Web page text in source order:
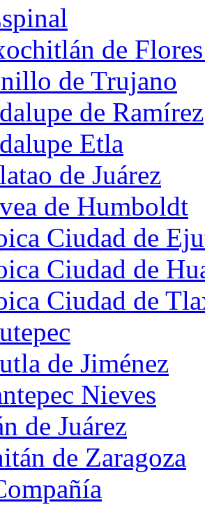
de
de Trujano
de Ramírez
Etla
de Juárez
de Humboldt
Ciudad de
Ciudad de
Ciudad de
de Jiménez
Nieves
de Juárez
de Zaragoza